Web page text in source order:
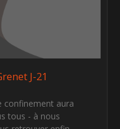
J-21
confinement aura
tous - à nous